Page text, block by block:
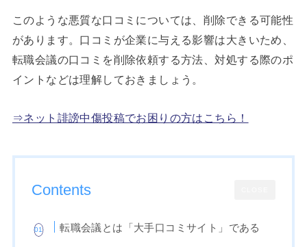
このような悪質な口コミについては、削除できる可能性
があります。口コミが企業に与える影響は大きいため、
転職会議の口コミを削除依頼する方法、対処する際のポ
イントなどは理解しておきましょう。
⇒ネット誹謗中傷投稿でお困りの方はこちら！
Contents
転職会議とは「大手口コミサイト」である